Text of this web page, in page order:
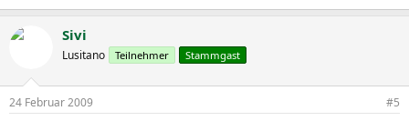
Sivi
Lusitano Teilnehmer Stammgast
24 Februar 2009 #5